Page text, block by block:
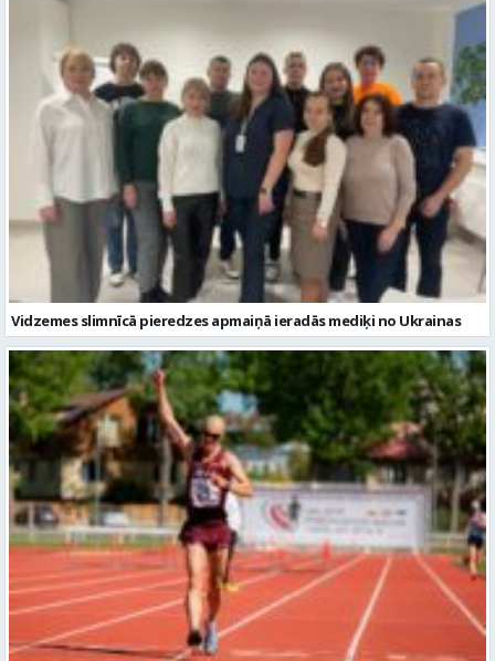
Vidzemes slimnīcā pieredzes apmaiņā ieradās mediķi no Ukrainas